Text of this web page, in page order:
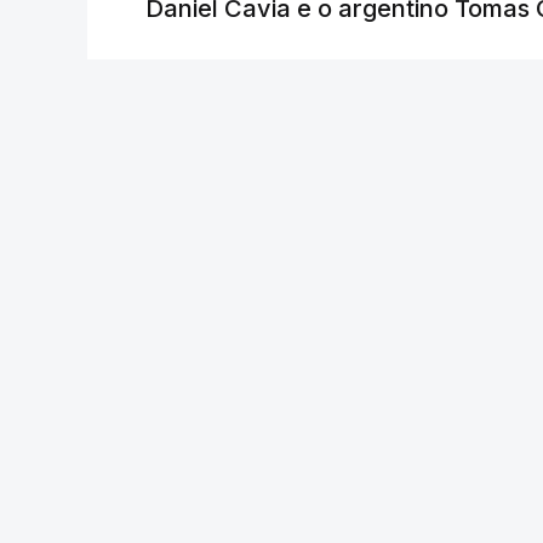
Daniel Cavia e o argentino Tomas